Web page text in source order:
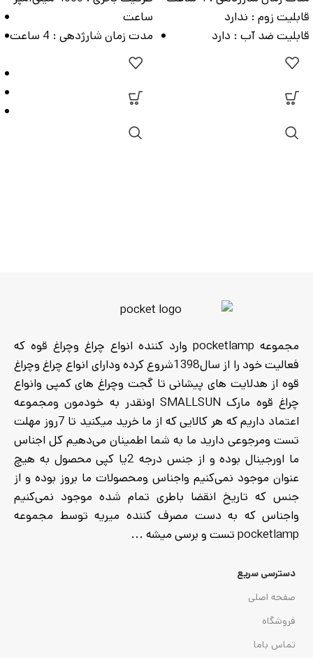
قابلیت زوم : ندارد
قابلیت ضد آب : دارد
ساعت
مدت زمان شارژدهی : 4 ساعت
مجموعه pocketlamp وارد کننده انواع چراغ وچراغ قوه که
فعالیت خود را از سال1398شروع کرده ودارای انواع چراغ وچراغ
قوه از هدلایت های پیشانی تا گجت وچراغ های کمپی وانواع
چراغ قوه مارک SMALLSUN اونقدر به خودمون ومجموعه
اعتماد داریم که هر کالایی که از ما خرید میکنید تا 7روز مهلت
تست ومرجوعی دارید ما به شما اطمینان می‌دهیم کل اجناس
ما اورجینال بوده و از جنس درجه 2یا کپی محصول به هیچ
عنوان موجود نمی‌کنیم واجناس ومحصولات ما بروز بوده و از
جنس که تاریخ انقضا باطری تمام شده موجود نمی‌کنیم
واجناس که به دست مصرف کننده میریه توسط مجموعه
pocketlamp تست و برسی میشه ...
دسترسی سریع
صفحه اصلی
فروشگاه
تماس باما